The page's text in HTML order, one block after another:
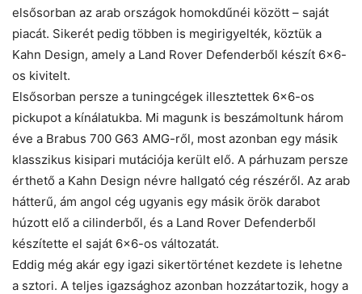
elsősorban az arab országok homokdűnéi között – saját
piacát. Sikerét pedig többen is megirigyelték, köztük a
Kahn Design, amely a Land Rover Defenderből készít 6×6-
os kivitelt.
Elsősorban persze a tuningcégek illesztettek 6×6-os
pickupot a kínálatukba. Mi magunk is beszámoltunk három
éve a Brabus 700 G63 AMG-ről, most azonban egy másik
klasszikus kisipari mutációja került elő. A párhuzam persze
érthető a Kahn Design névre hallgató cég részéről. Az arab
hátterű, ám angol cég ugyanis egy másik örök darabot
húzott elő a cilinderből, és a Land Rover Defenderből
készítette el saját 6×6-os változatát.
Eddig még akár egy igazi sikertörténet kezdete is lehetne
a sztori. A teljes igazsághoz azonban hozzátartozik, hogy a